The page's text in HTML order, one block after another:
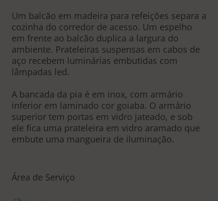
Um balcão em madeira para refeições separa a
cozinha do corredor de acesso. Um espelho
em frente ao balcão duplica a largura do
ambiente. Prateleiras suspensas em cabos de
aço recebem luminárias embutidas com
lâmpadas led.
A bancada da pia é em inox, com armário
inferior em laminado cor goiaba. O armário
superior tem portas em vidro jateado, e sob
ele fica uma prateleira em vidro aramado que
embute uma mangueira de iluminação.
Área de Serviço